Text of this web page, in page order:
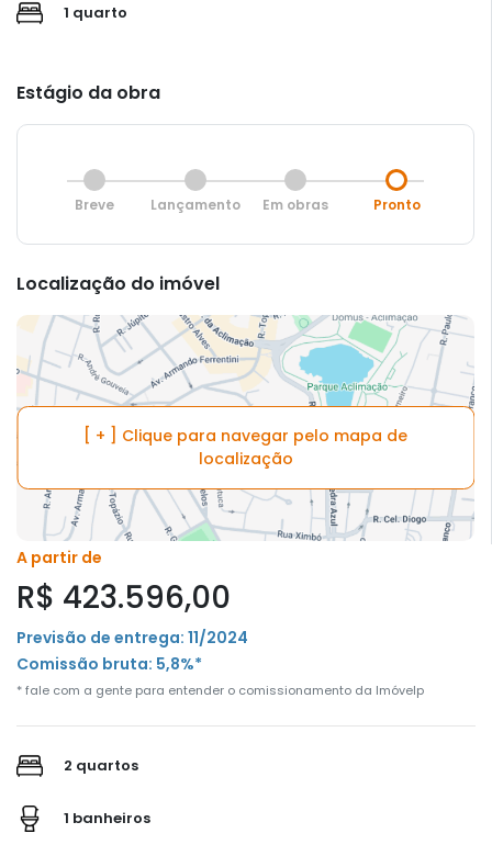
1 quarto
Estágio da obra
Breve Lançamento Em obras Pronto
Localização do imóvel
[ + ] Clique para navegar pelo mapa de
localização
A partir de
R$ 423.596,00
Previsão de entrega: 11/2024
Comissão bruta: 5,8%*
* fale com a gente para entender o comissionamento da Imóvelp
2 quartos
1 banheiros